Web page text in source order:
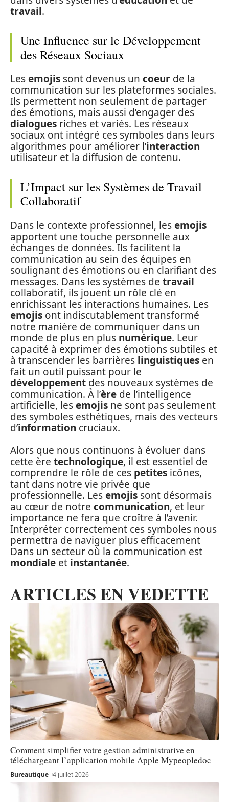
travail.
Une Influence sur le Développement
des Réseaux Sociaux
Lesemojis sont devenus un coeur de la
communication sur les plateformes sociales.
Ils permettent non seulement de partager
des émotions, mais aussi d’engager des
dialogues riches et variés. Les réseaux
sociaux ont intégré ces symboles dans leurs
algorithmes pour améliorer l’interaction
utilisateur et la diffusion de contenu.
L’Impact sur les Systèmes de Travail
Collaboratif
Dans le contexte professionnel, lesemojis
apportent une touche personnelle aux
échanges de données. Ils facilitent la
communication au sein des équipes en
soulignant des émotions ou en clarifiant des
messages. Dans les systèmes de travail
collaboratif, ils jouent un rôle clé en
enrichissant les interactions humaines. Les
emojis ont indiscutablement transformé
notre manière de communiquer dans un
monde de plus en plus numérique. Leur
capacité à exprimer des émotions subtiles et
à transcender les barrières linguistiques en
fait un outil puissant pour le
développement des nouveaux systèmes de
communication. À l’ère de l’intelligence
artificielle, lesemojis ne sont pas seulement
des symboles esthétiques, mais des vecteurs
d’information cruciaux.
Alors que nous continuons à évoluer dans
cette ère technologique, il est essentiel de
comprendre le rôle de ces petites icônes,
tant dans notre vie privée que
professionnelle. Lesemojis sont désormais
au cœur de notre communication, et leur
importance ne fera que croître à l’avenir.
Interpréter correctement ces symboles nous
permettra de naviguer plus efficacement
Dans un secteur où la communication est
mondiale et instantanée.
ARTICLES EN VEDETTE
Comment simplifier votre gestion administrative en
téléchargeant l’application mobile Apple Mypeopledoc
Bureautique 4 juillet 2026